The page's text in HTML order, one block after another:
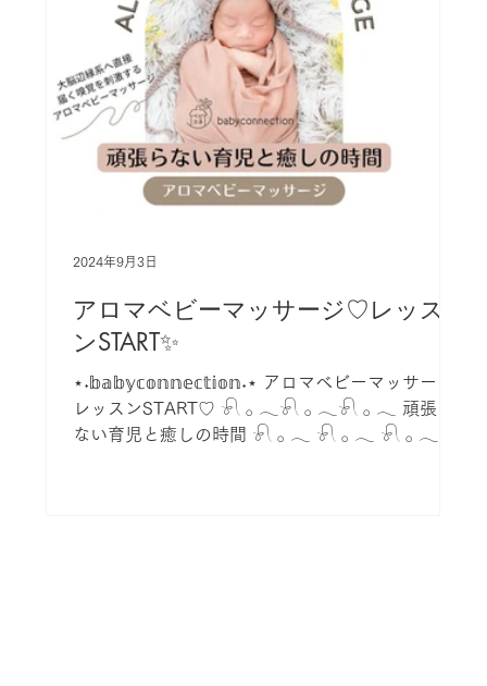
アロマベビーマッサージ♡レッス
ンSTART✨️
⋆˖𝕓𝕒𝕓𝕪𝕔𝕠𝕟𝕟𝕖𝕔𝕥𝕚𝕠𝕟˖⋆ アロマベビーマッサージ
レッスンSTART♡ 𓍯 𓂂 𓂃𓍯 𓂂 𓂃𓍯 𓂂 𓂃 頑張ら
ない育児と癒しの時間 𓍯 𓂂 𓂃 𓍯 𓂂 𓂃 𓍯 𓂂 𓂃 ア
2024年9月3日